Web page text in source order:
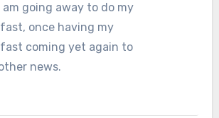
am going away to do my
once having my
coming yet again to
news.